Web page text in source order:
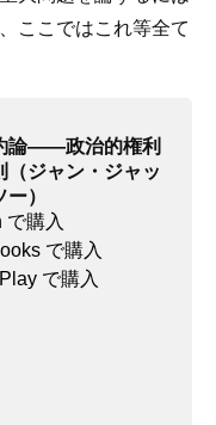
ここではこれ等全て
論――政治的権利
（ジャン・ジャッ
）
で購入
で購入
で購入